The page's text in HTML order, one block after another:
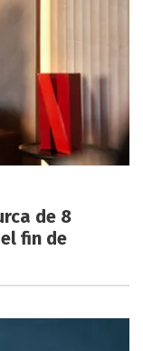
de 8
fin de